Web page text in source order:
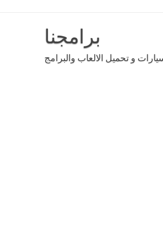
برامجنا
و تحميل الالعاب والبرامج